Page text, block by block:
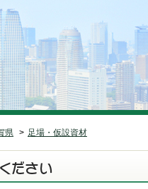
県 足場・仮設資材